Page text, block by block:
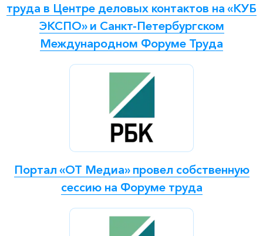
труда в Центре деловых контактов на «КУБ
ЭКСПО» и Санкт-Петербургском
Международном Форуме Труда
Портал «ОТ Медиа» провел собственную
сессию на Форуме труда